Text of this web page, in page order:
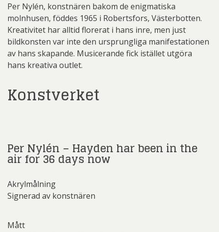
Per Nylén, konstnären bakom de enigmatiska
molnhusen, föddes 1965 i Robertsfors, Västerbotten.
Kreativitet har alltid florerat i hans inre, men just
bildkonsten var inte den ursprungliga manifestationen
av hans skapande. Musicerande fick istället utgöra
hans kreativa outlet.
Konstverket
Per Nylén – Hayden har been in the
air for 36 days now
Akrylmålning
Signerad av konstnären
Mått